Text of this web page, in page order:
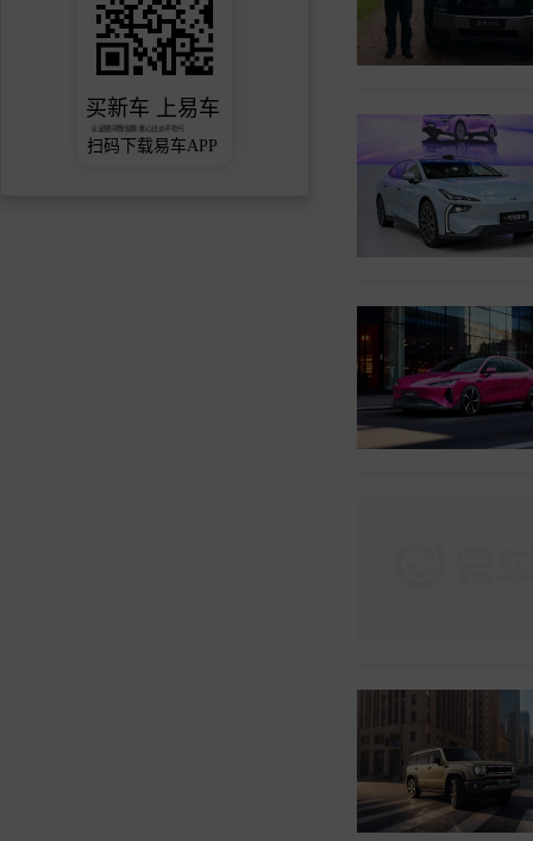
买新车 上易车
认证顾问微信聊 放心比价不吃亏
扫码下载易车APP